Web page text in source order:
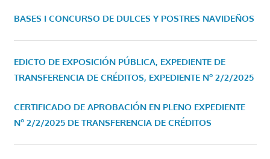
BASES I CONCURSO DE DULCES Y POSTRES NAVIDEÑOS
EDICTO DE EXPOSICIÓN PÚBLICA, EXPEDIENTE DE
TRANSFERENCIA DE CRÉDITOS, EXPEDIENTE Nº 2/2/2025
CERTIFICADO DE APROBACIÓN EN PLENO EXPEDIENTE
Nº 2/2/2025 DE TRANSFERENCIA DE CRÉDITOS